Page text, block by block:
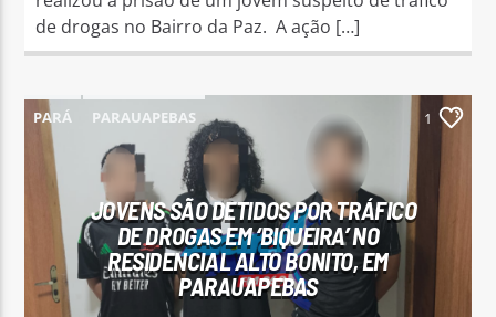
de drogas no Bairro da Paz. A ação […]
PARÁ PARAUAPEBAS 1
JOVENS SÃO DETIDOS POR TRÁFICO
DE DROGAS EM ‘BIQUEIRA’ NO
RESIDENCIAL ALTO BONITO, EM
PARAUAPEBAS